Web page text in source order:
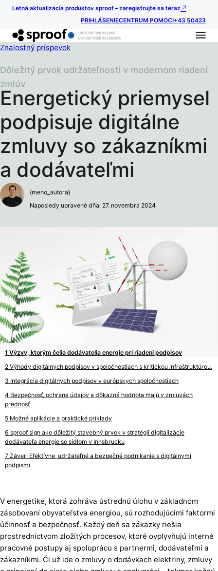
Letná aktualizácia produktov sproof – zaregistrujte sa teraz
PRIHLÁSENIECENTRUM POMOCI+43 50423
Znalostný príspevok
Energetický priemysel
podpisuje digitálne
zmluvy so zákazníkmi
a dodávateľmi
Dôležitý prvok udržateľnosti v modernom riadení
zmlúv
{meno_autora}
Naposledy upravené dňa: 27. novembra 2024
Výzvy, ktorým čelia dodávatelia energie pri riadení podpisov
Výhody digitálnych podpisov v spoločnostiach s kritickou infraštruktúrou.
Integrácia digitálnych podpisov v európskych spoločnostiach
Bezpečnosť, ochrana údajov a dôkazná hodnota majú v zmluvách
prednosť
Možné aplikácie a praktické príklady
sproof sign ako dôležitý stavebný prvok v stratégii digitalizácie
dodávateľa energie so sídlom v Innsbrucku
Záver: Efektívne, udržateľné a bezpečné podnikanie s digitálnymi
podpismi
V energetike, ktorá zohráva ústrednú úlohu v základnom
zásobovaní obyvateľstva energiou, sú rozhodujúcimi faktormi
účinnosť a bezpečnosť. Každý deň sa zákazky riešia
prostredníctvom zložitých procesov, ktoré ovplyvňujú interné
pracovné postupy aj spoluprácu s partnermi, dodávateľmi a
zákazníkmi. Či už ide o zmluvy o dodávkach elektriny, zmluvy